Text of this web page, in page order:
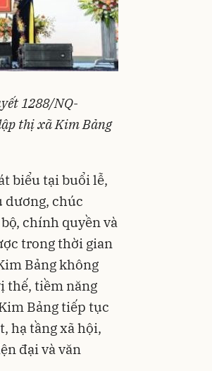
1288/NQ-
thị xã Kim Bảng
biểu tại buổi lễ,
dương, chúc
chính quyền và
trong thời gian
Bảng không
thế, tiềm năng
Bảng tiếp tục
hạ tầng xã hội,
đại và văn